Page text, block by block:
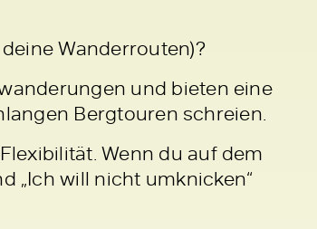
Wanderrouten)?
und bieten eine
Bergtouren schreien.
Wenn du auf dem
„Ich will nicht umknicken“